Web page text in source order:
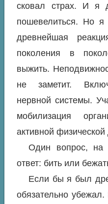
сковал страх. И я
пошевелиться. Но я
древнейшая
поколения в
выжить.
не заметит.
нервной системы.
мобилизация
активной физической
Один вопрос, на
ответ: бить или
Если бы я был
обязательно